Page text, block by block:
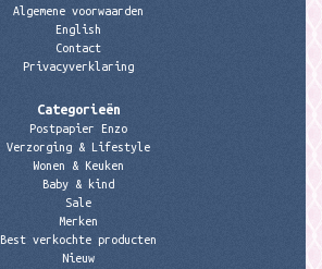
Algemene voorwaarden
English
Contact
Privacyverklaring
Categorieën
Postpapier Enzo
Verzorging & Lifestyle
Wonen & Keuken
Baby & kind
Sale
Merken
Best verkochte producten
Nieuw